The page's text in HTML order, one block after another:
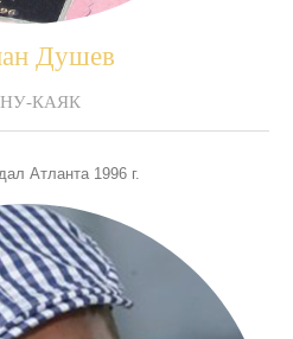
Душев
КАЯК
Атланта 1996 г.